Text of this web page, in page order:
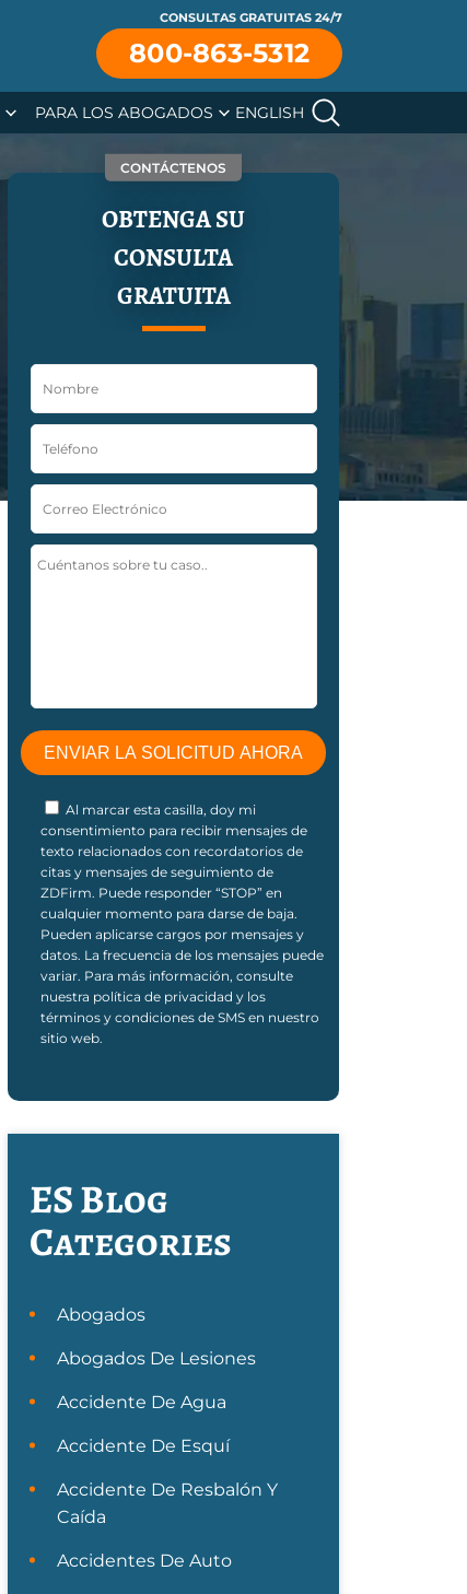
CONSULTAS GRATUITAS 24/7
800-863-5312
PARA LOS ABOGADOS ENGLISH
CONTÁCTENOS
OBTENGA SU
CONSULTA
GRATUITA
Al marcar esta casilla, doy mi
consentimiento para recibir mensajes de
texto relacionados con recordatorios de
citas y mensajes de seguimiento de
ZDFirm. Puede responder “STOP” en
cualquier momento para darse de baja.
Pueden aplicarse cargos por mensajes y
datos. La frecuencia de los mensajes puede
variar. Para más información, consulte
nuestra política de privacidad y los
términos y condiciones de SMS en nuestro
sitio web.
ES Blog
Categories
Abogados
Abogados De Lesiones
Accidente De Agua
Accidente De Esquí
Accidente De Resbalón Y
Caída
Accidentes De Auto